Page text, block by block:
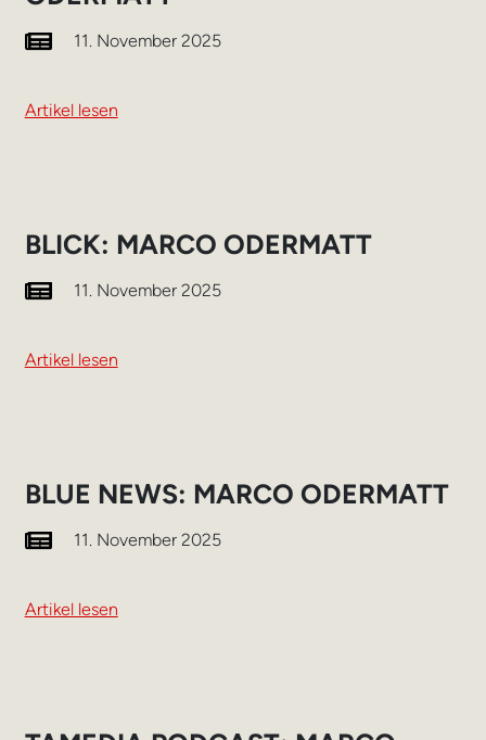
11. November 2025
Artikel lesen
BLICK: MARCO ODERMATT
11. November 2025
Artikel lesen
BLUE NEWS: MARCO ODERMATT
11. November 2025
Artikel lesen